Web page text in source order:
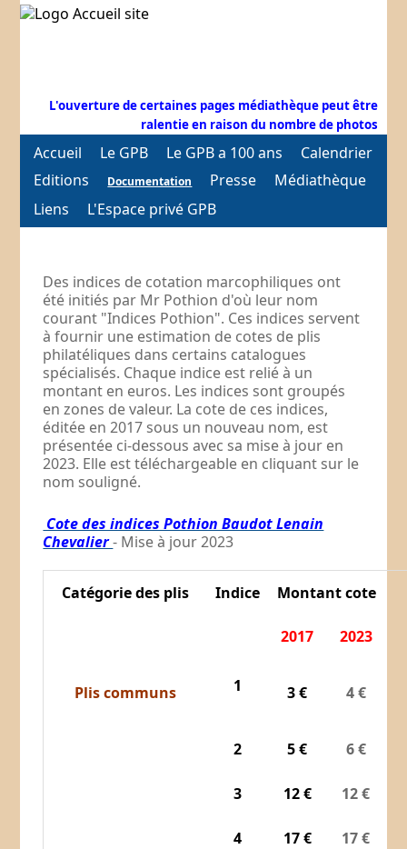
L'ouverture de certaines pages médiathèque peut être
ralentie en raison du nombre de photos
Accueil Le GPB Le GPB a 100 ans
Calendrier
Editions
Documentation Presse
Médiathèque
Liens
L'Espace privé GPB
Des indices de cotation marcophiliques ont
été initiés par Mr Pothion d'où leur nom
courant "Indices Pothion". Ces indices servent
à fournir une estimation de cotes de plis
philatéliques dans certains catalogues
spécialisés. Chaque indice est relié à un
montant en euros. Les indices sont groupés
en zones de valeur. La cote de ces indices,
éditée en 2017 sous un nouveau nom, est
présentée ci-dessous avec sa mise à jour en
2023. Elle est téléchargeable en cliquant sur le
nom souligné.
Cote des indices Pothion Baudot Lenain
Chevalier- Mise à jour 2023
Catégorie des plis Indice Montant cote
2017 2023
Plis communs 1 3 € 4 €
2 5 € 6 €
3 12 € 12 €
4 17 € 17 €